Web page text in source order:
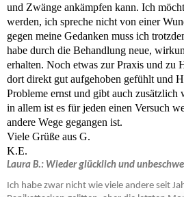
und Zwänge ankämpfen kann. Ich
werden, ich spreche nicht von einer
gegen meine Gedanken muss ich
habe durch die Behandlung neue,
erhalten. Noch etwas zur Praxis und zu
dort direkt gut aufgehoben gefühlt und
Probleme ernst und gibt auch
in allem ist es für jeden einen Versuch
andere Wege gegangen ist.
Viele Grüße aus G.
K.E.
Laura B.: Wieder glücklich und
Ich habe zwar nicht wie viele andere seit